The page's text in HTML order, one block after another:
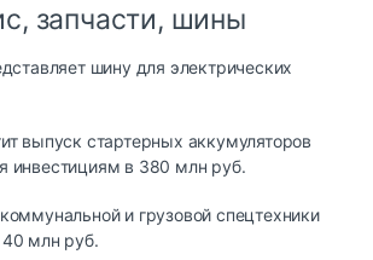
запчасти, шины
шину для электрических
выпуск стартерных аккумуляторов
инвестициям в 380 млн руб.
и грузовой спецтехники
млн руб.